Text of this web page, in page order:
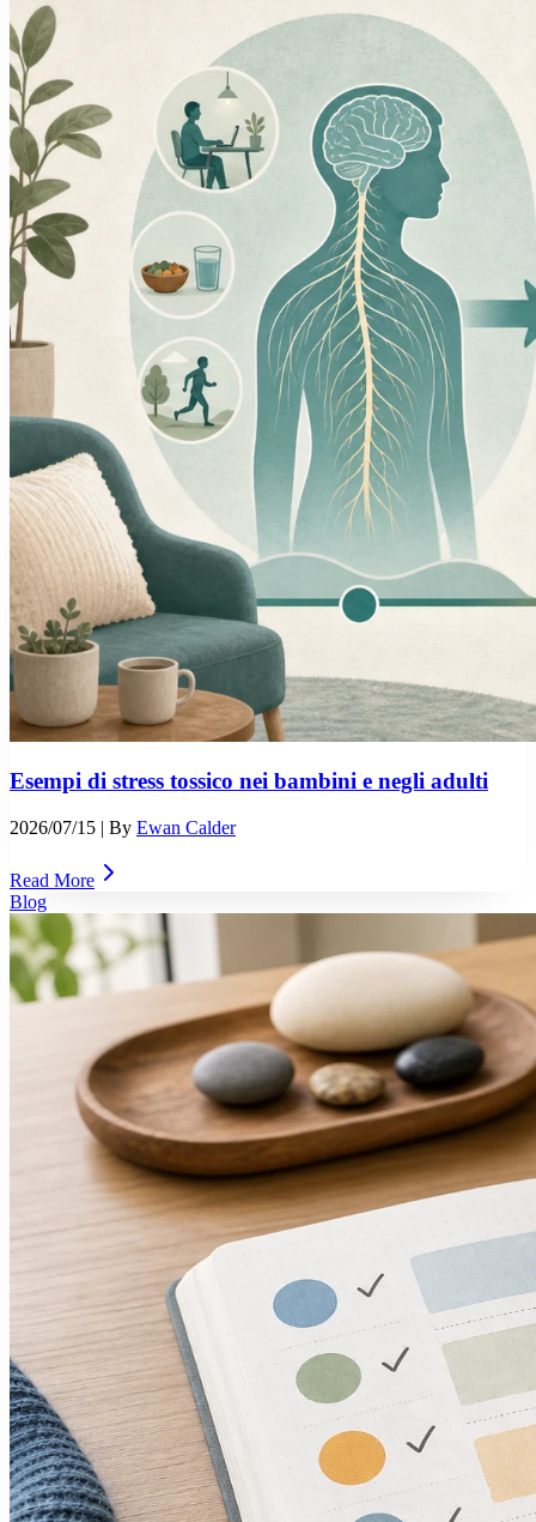
Esempi di stress tossico nei bambini e negli adulti
2026/07/15 | By Ewan Calder
Read More
Blog